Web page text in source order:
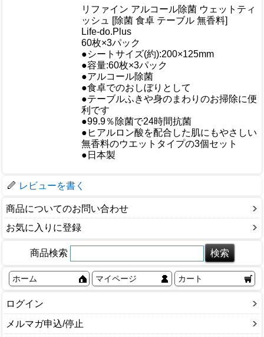
リファイン アルコール除菌 ウェットティ
ッシュ [除菌 食卓 テーブル 無香料]
Life-do.Plus
60枚×3パック
●シートサイズ(約):200×125mm
●容量:60枚×3パック
●アルコール除菌
●食卓でのおしぼりとして
●テーブルふきや身のまわりのお掃除に便
利です
●99.9％除菌で24時間抗菌
●ヒアルロン酸を配合した肌にもやさしい
無香料のウエットタイプの3個セット
●日本製
レビューを書く
商品についてのお問い合わせ
お気に入りに登録
商品検索
ホーム マイページ カート
ログイン
メルマガ申込/停止